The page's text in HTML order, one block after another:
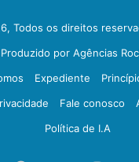
Todos os direitos
Produzido por Agências
Expediente
Fale conosco
Política de I.A